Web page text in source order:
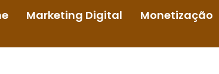
Marketing Digital Monetização